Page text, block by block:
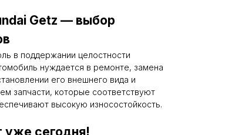
Getz — выбор
в поддержании целостности
нуждается в ремонте, замена
его внешнего вида и
запчасти, которые соответствуют
высокую износостойкость.
уже сегодня!